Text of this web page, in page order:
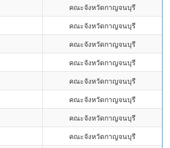
คณะจังหวัดกาญจนบุรี
คณะจังหวัดกาญจนบุรี
คณะจังหวัดกาญจนบุรี
คณะจังหวัดกาญจนบุรี
คณะจังหวัดกาญจนบุรี
คณะจังหวัดกาญจนบุรี
คณะจังหวัดกาญจนบุรี
คณะจังหวัดกาญจนบุรี